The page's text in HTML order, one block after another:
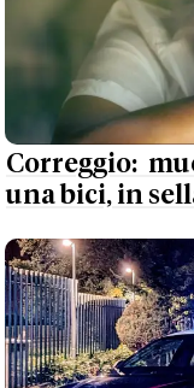
Correggio:
una bici, in